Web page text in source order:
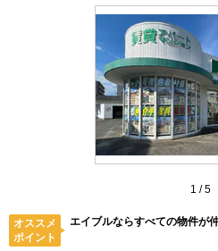
1 /5
オススメ
ポイント
エイブルならすべての物件が